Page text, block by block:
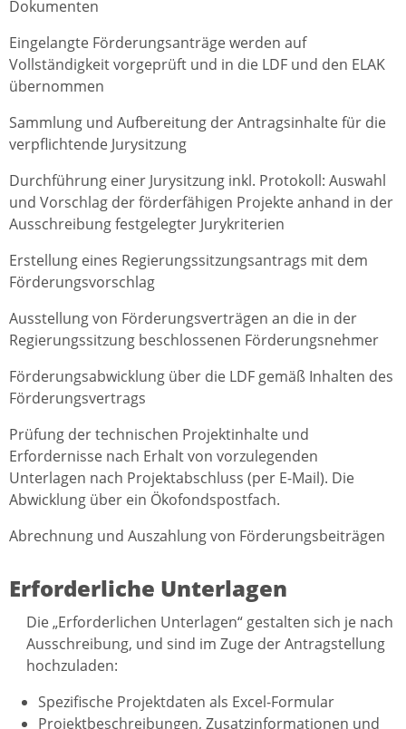
Dokumenten
Eingelangte Förderungsanträge werden auf
Vollständigkeit vorgeprüft und in die LDF und den ELAK
übernommen
Sammlung und Aufbereitung der Antragsinhalte für die
verpflichtende Jurysitzung
Durchführung einer Jurysitzung inkl. Protokoll: Auswahl
und Vorschlag der förderfähigen Projekte anhand in der
Ausschreibung festgelegter Jurykriterien
Erstellung eines Regierungssitzungsantrags mit dem
Förderungsvorschlag
Ausstellung von Förderungsverträgen an die in der
Regierungssitzung beschlossenen Förderungsnehmer
Förderungsabwicklung über die LDF gemäß Inhalten des
Förderungsvertrags
Prüfung der technischen Projektinhalte und
Erfordernisse nach Erhalt von vorzulegenden
Unterlagen nach Projektabschluss (per E-Mail). Die
Abwicklung über ein Ökofondspostfach.
Abrechnung und Auszahlung von Förderungsbeiträgen
Erforderliche Unterlagen
Die „Erforderlichen Unterlagen“ gestalten sich je nach
Ausschreibung, und sind im Zuge der Antragstellung
hochzuladen:
Spezifische Projektdaten als Excel-Formular
Projektbeschreibungen, Zusatzinformationen und